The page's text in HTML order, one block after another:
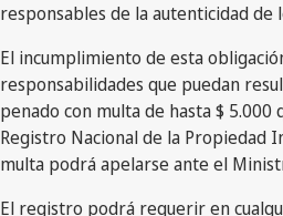
responsables de la autenticidad de
El incumplimiento de esta
responsabilidades que puedan
penado con multa de hasta $
Registro Nacional de la Propiedad
multa podrá apelarse ante el
El registro podrá requerir en